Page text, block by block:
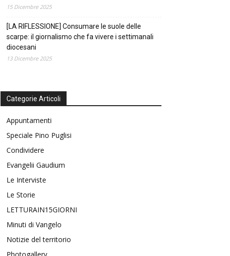
15 Dicembre 2025
[LA RIFLESSIONE] Consumare le suole delle
scarpe: il giornalismo che fa vivere i settimanali
diocesani
13 Dicembre 2025
Categorie Articoli
Appuntamenti
Speciale Pino Puglisi
Condividere
Evangelii Gaudium
Le Interviste
Le Storie
LETTURAIN15GIORNI
Minuti di Vangelo
Notizie del territorio